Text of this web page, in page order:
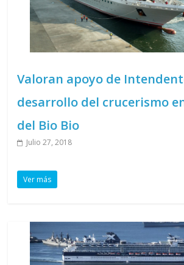
Valoran apoyo de
desarrollo del crucerismo
del Bio Bio
Julio 27, 2018
Ver más